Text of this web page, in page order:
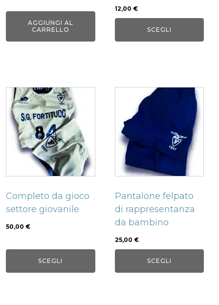
AGGIUNGI AL
CARRELLO
12,00 €
SCEGLI
pagina
del
prodotto
Completo da gioco
settore giovanile
50,00 €
SCEGLI
Questo
prodotto
ha
più
varianti.
essere
scelte
nella
del
prodotto
Pantalone felpato
di rappresentanza
da bambino
25,00 €
SCEGLI
Questo
prodotto
ha
più
varianti.
Le
opzioni
essere
scelte
nella
pagina
del
prodotto